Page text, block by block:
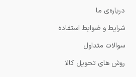
درباره‌ی ما
شرایط و ضوابط استفاده
سوالات متداول
روش های تحویل کالا